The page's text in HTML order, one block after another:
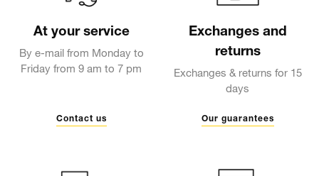
At your service
By e-mail from Monday to
Friday from 9 am to 7 pm
Contact us
Exchanges and
returns
Exchanges & returns for 15
days
Our guarantees